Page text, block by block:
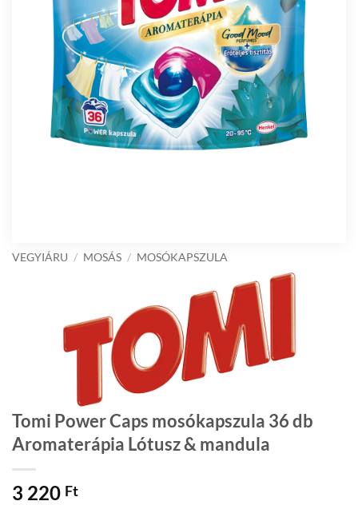
VEGYIÁRU / MOSÁS / MOSÓKAPSZULA
Tomi Power Caps mosókapszula 36 db
Aromaterápia Lótusz & mandula
3 220 Ft